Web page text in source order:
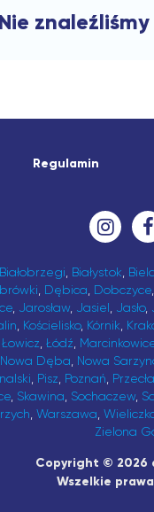
Nie
Regulamin
Białobrzegi Białystok
Dębica Dobczyce,
Jarosław Jasiel Jasło,
Kościelisko, Kórnik
Łowicz Łódź
Nowa Dęba Nowa
Pisz Poznań
, Skawina Sochaczew,
Warszawa
Zielona
Copyright © 2026
Wszelkie